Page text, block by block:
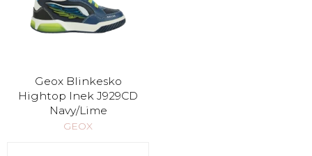
Geox Blinkesko
Hightop Inek J929CD
Navy/Lime
GEOX